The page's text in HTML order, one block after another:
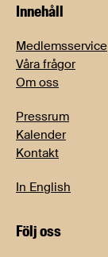
Innehåll
Medlemsservice
Våra frågor
Om oss
Pressrum
Kalender
Kontakt
In English
Följ oss